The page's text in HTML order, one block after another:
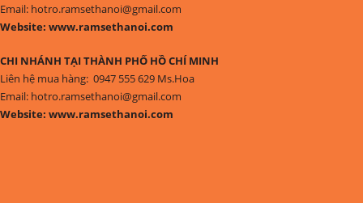
Email: hotro.ramsethanoi@gmail.com
Website: www.ramsethanoi.com
CHI NHÁNH TẠI THÀNH PHỐ HỒ CHÍ MINH
Liên hệ mua hàng: 0947 555 629 Ms.Hoa
Email: hotro.ramsethanoi@gmail.com
Website: www.ramsethanoi.com